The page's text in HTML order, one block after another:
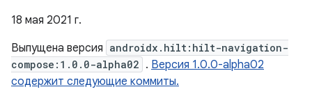
18 мая 2021 г.
Выпущена версия androidx.hilt:hilt-navigation-
compose:1.0.0-alpha02 . Версия 1.0.0-alpha02
содержит следующие коммиты.